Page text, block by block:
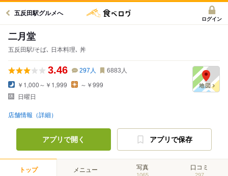
五反田駅グルメへ
ログイン
二月堂
五反田駅/そば､ 日本料理､ 丼
3.46 297 人 6883 人
￥1,000～￥1,999
～￥999
日曜日
店舗情報（詳細）
アプリで開く アプリで保存
トップ メニュー 写真 口コミ